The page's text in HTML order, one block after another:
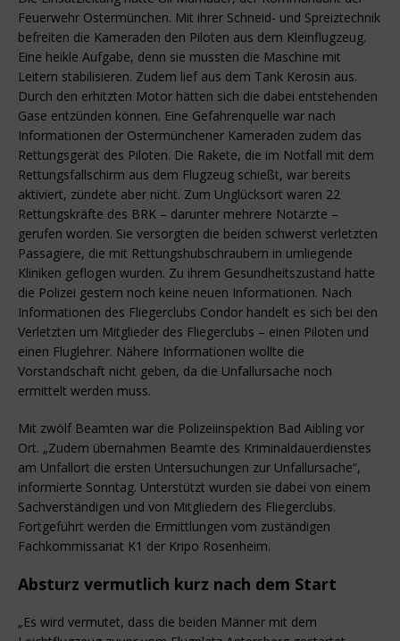
Feuerwehr Ostermünchen. Mit ihrer Schneid- und Spreiztechnik
befreiten die Kameraden den Piloten aus dem Kleinflugzeug.
Eine heikle Aufgabe, denn sie mussten die Maschine mit
Leitern stabilisieren. Zudem lief aus dem Tank Kerosin aus.
Durch den erhitzten Motor hätten sich die dabei entstehenden
Gase entzünden können. Eine Gefahrenquelle war nach
Informationen der Ostermünchener Kameraden zudem das
Rettungsgerät des Piloten. Die Rakete, die im Notfall mit dem
Rettungsfallschirm aus dem Flugzeug schießt, war bereits
aktiviert, zündete aber nicht. Zum Unglücksort waren 22
Rettungskräfte des BRK – darunter mehrere Notärzte –
gerufen worden. Sie versorgten die beiden schwerst verletzten
Passagiere, die mit Rettungshubschraubern in umliegende
Kliniken geflogen wurden. Zu ihrem Gesundheitszustand hatte
die Polizei gestern noch keine neuen Informationen. Nach
Informationen des Fliegerclubs Condor handelt es sich bei den
Verletzten um Mitglieder des Fliegerclubs – einen Piloten und
einen Fluglehrer. Nähere Informationen wollte die
Vorstandschaft nicht geben, da die Unfallursache noch
ermittelt werden muss.
Mit zwölf Beamten war die Polizeiinspektion Bad Aibling vor
Ort. „Zudem übernahmen Beamte des Kriminaldauerdienstes
am Unfallort die ersten Untersuchungen zur Unfallursache“,
informierte Sonntag. Unterstützt wurden sie dabei von einem
Sachverständigen und von Mitgliedern des Fliegerclubs.
Fortgeführt werden die Ermittlungen vom zuständigen
Fachkommissariat K1 der Kripo Rosenheim.
Absturz vermutlich kurz nach dem Start
„Es wird vermutet, dass die beiden Männer mit dem